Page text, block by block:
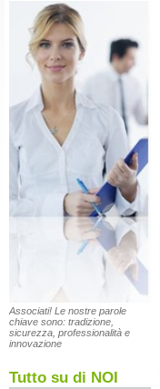
Associati! Le nostre parole
chiave sono: tradizione,
sicurezza, professionalità e
innovazione
Tutto su di NOI